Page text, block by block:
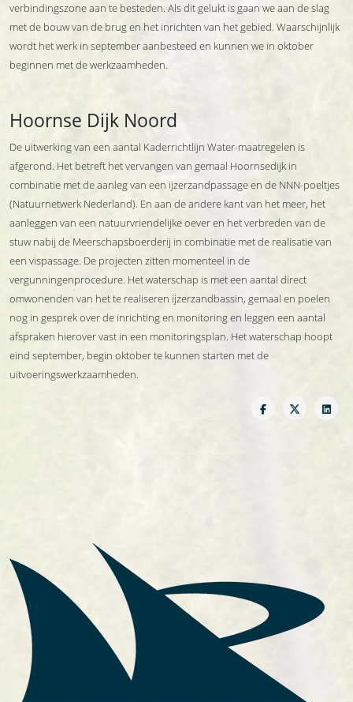
verbindingszone aan te besteden. Als dit gelukt is gaan we aan de slag
met de bouw van de brug en het inrichten van het gebied. Waarschijnlijk
wordt het werk in september aanbesteed en kunnen we in oktober
beginnen met de werkzaamheden.
Hoornse Dijk Noord
De uitwerking van een aantal Kaderrichtlijn Water-maatregelen is
afgerond. Het betreft het vervangen van gemaal Hoornsedijk in
combinatie met de aanleg van een ijzerzandpassage en de NNN-poeltjes
(Natuurnetwerk Nederland). En aan de andere kant van het meer, het
aanleggen van een natuurvriendelijke oever en het verbreden van de
stuw nabij de Meerschapsboerderij in combinatie met de realisatie van
een vispassage. De projecten zitten momenteel in de
vergunningenprocedure. Het waterschap is met een aantal direct
omwonenden van het te realiseren ijzerzandbassin, gemaal en poelen
nog in gesprek over de inrichting en monitoring en leggen een aantal
afspraken hierover vast in een monitoringsplan. Het waterschap hoopt
eind september, begin oktober te kunnen starten met de
uitvoeringswerkzaamheden.